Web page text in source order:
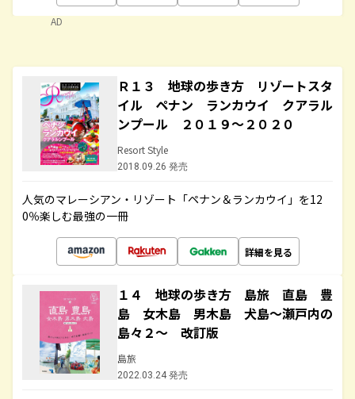
AD
Ｒ１３ 地球の歩き方 リゾートスタ
イル ペナン ランカウイ クアラル
ンプール ２０１９～２０２０
Resort Style
2018.09.26 発売
人気のマレーシアン・リゾート「ペナン＆ランカウイ」を12
0％楽しむ最強の一冊
詳細を見る
１４ 地球の歩き方 島旅 直島 豊
島 女木島 男木島 犬島～瀬戸内の
島々２～ 改訂版
島旅
2022.03.24 発売